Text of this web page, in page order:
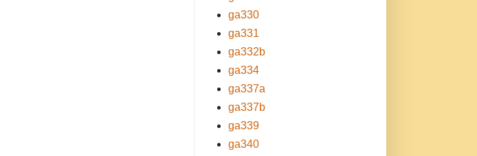
ga330
ga331
ga332b
ga334
ga337a
ga337b
ga339
ga340